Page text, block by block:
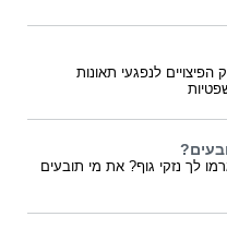
לנפגעי תאונות
לך נזקי גוף? את מי תובעים